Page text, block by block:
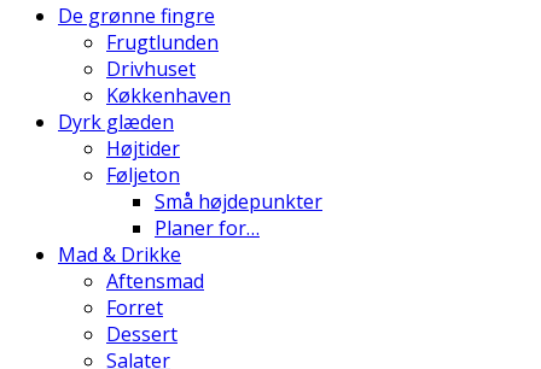
De grønne fingre
Frugtlunden
Drivhuset
Køkkenhaven
Dyrk glæden
Højtider
Føljeton
Små højdepunkter
Planer for…
Mad & Drikke
Aftensmad
Forret
Dessert
Salater